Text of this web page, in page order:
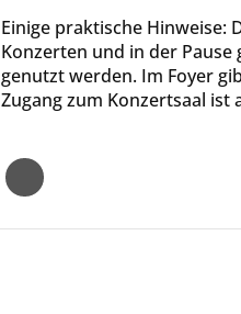
Einige praktische Hinweise:
Konzerten und in der
genutzt werden. Im Foyer
Zugang zum Konzertsaal